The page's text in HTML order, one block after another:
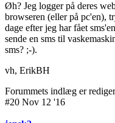
Øh? Jeg logger på deres
browseren (eller på pc'en),
dage efter jeg har fået
sende en sms til
sms? ;-).
vh, ErikBH
Forummets indlæg er
#20 Nov 12 '16